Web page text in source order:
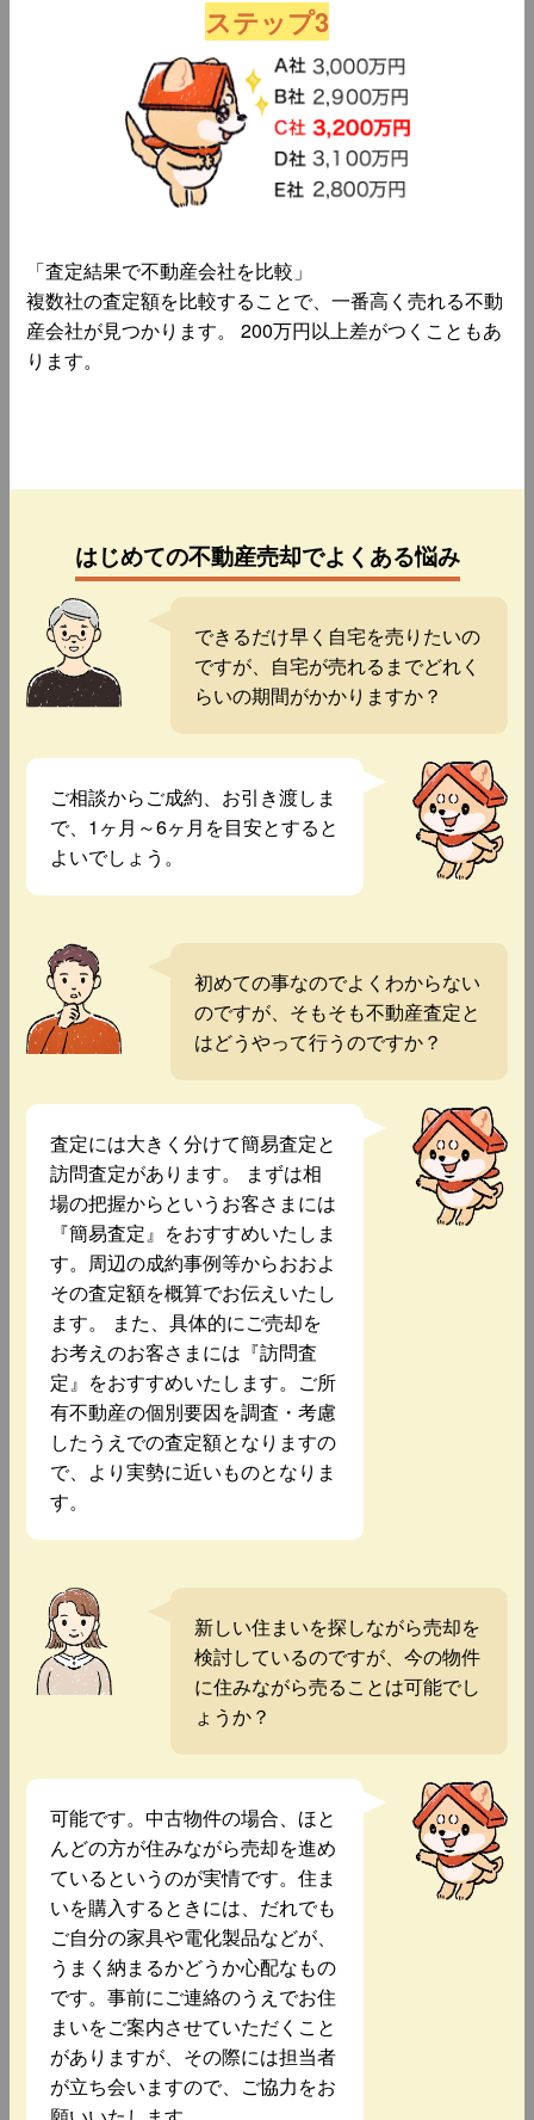
ステップ3
「査定結果で不動産会社を比較」
複数社の査定額を比較することで、一番高く売れる不動
産会社が見つかります。 200万円以上差がつくこともあ
ります。
はじめての不動産売却でよくある悩み
できるだけ早く自宅を売りたいの
ですが、自宅が売れるまでどれく
らいの期間がかかりますか？
ご相談からご成約、お引き渡しま
で、1ヶ月～6ヶ月を目安とすると
よいでしょう。
初めての事なのでよくわからない
のですが、そもそも不動産査定と
はどうやって行うのですか？
査定には大きく分けて簡易査定と
訪問査定があります。 まずは相
場の把握からというお客さまには
『簡易査定』をおすすめいたしま
す。周辺の成約事例等からおおよ
その査定額を概算でお伝えいたし
ます。 また、具体的にご売却を
お考えのお客さまには『訪問査
定』をおすすめいたします。ご所
有不動産の個別要因を調査・考慮
したうえでの査定額となりますの
で、より実勢に近いものとなりま
す。
新しい住まいを探しながら売却を
検討しているのですが、今の物件
に住みながら売ることは可能でし
ょうか？
可能です。中古物件の場合、ほと
んどの方が住みながら売却を進め
ているというのが実情です。住ま
いを購入するときには、だれでも
ご自分の家具や電化製品などが、
うまく納まるかどうか心配なもの
です。事前にご連絡のうえでお住
まいをご案内させていただくこと
がありますが、その際には担当者
が立ち会いますので、ご協力をお